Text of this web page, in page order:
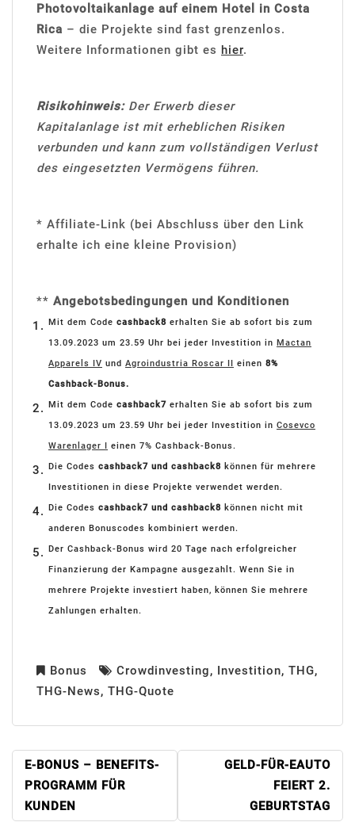
Photovoltaikanlage auf einem Hotel in Costa
Rica – die Projekte sind fast grenzenlos.
Weitere Informationen gibt es hier.
Risikohinweis:Der Erwerb dieser
Kapitalanlage ist mit erheblichen Risiken
verbunden und kann zum vollständigen Verlust
des eingesetzten Vermögens führen.
* Affiliate-Link (bei Abschluss über den Link
erhalte ich eine kleine Provision)
** Angebotsbedingungen und Konditionen
Mit dem Code cashback8 erhalten Sie ab sofort bis zum
13.09.2023 um 23.59 Uhr bei jeder Investition in Mactan
Apparels IV und Agroindustria Roscar II einen 8%
Cashback-Bonus.
Mit dem Code cashback7 erhalten Sie ab sofort bis zum
13.09.2023 um 23.59 Uhr bei jeder Investition in Cosevco
Warenlager I
einen 7% Cashback-Bonus.
Die Codes cashback7 und cashback8 können für mehrere
Investitionen in diese Projekte verwendet werden.
Die Codes cashback7 und cashback8 können nicht mit
anderen Bonuscodes kombiniert werden.
Der Cashback-Bonus wird 20 Tage nach erfolgreicher
Finanzierung der Kampagne ausgezahlt. Wenn Sie in
mehrere Projekte investiert haben, können Sie mehrere
Zahlungen erhalten.
Bonus Crowdinvesting, Investition, THG,
THG-News, THG-Quote
BEITRAGSNAVIGATION
E-BONUS – BENEFITS-
PROGRAMM FÜR
KUNDEN
GELD-FÜR-EAUTO
FEIERT 2.
GEBURTSTAG